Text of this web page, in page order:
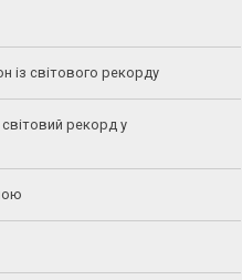
із світового рекорду
рекорд у